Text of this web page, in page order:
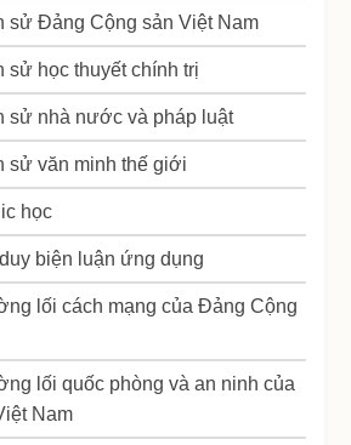
sử Đảng Cộng sản Việt Nam
sử học thuyết chính trị
sử nhà nước và pháp luật
sử văn minh thế giới
học
biện luận ứng dụng
lối cách mạng của Đảng Cộng
lối quốc phòng và an ninh của
Nam